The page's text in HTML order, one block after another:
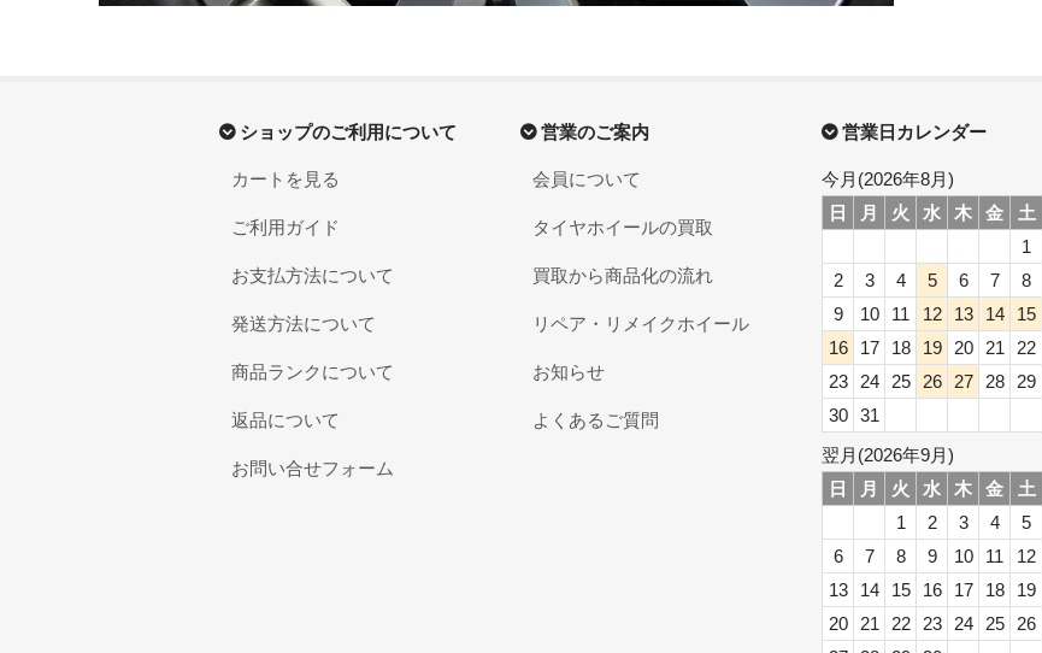
ショップのご利用について
カートを見る
ご利用ガイド
お支払方法について
発送方法について
商品ランクについて
返品について
お問い合せフォーム
営業のご案内
会員について
タイヤホイールの買取
買取から商品化の流れ
リペア・リメイクホイール
お知らせ
よくあるご質問
営業日カレンダー
今月(2026年8月)
日
月 火 水 木 金
土
1
2
3 4 5 6 7
8
9
10 11 12 13 14
15
16
17 18 19 20 21
22
23
24 25 26 27 28
29
30
31
翌月(2026年9月)
日
月 火 水 木 金
土
1
2 3 4
5
6
7 8 9 10 11
12
13
14 15 16 17 18
19
20
21 22 23 24 25
26